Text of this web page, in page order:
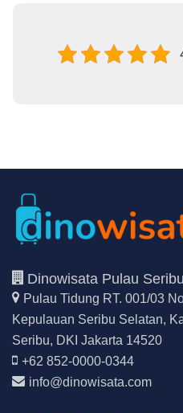
Dinowisata Pulau Seribu
Pulau Tidung RT. 001/03
Kepulauan Seribu Selatan,
Seribu, DKI Jakarta 14520
+62 852-0000-0344
info@dinowisata.com